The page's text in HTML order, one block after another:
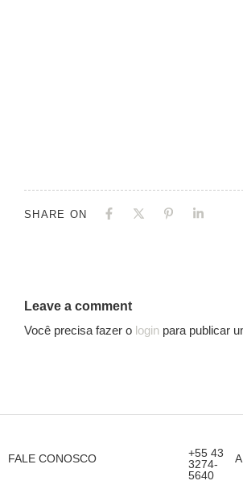
SHARE ON
Leave a comment
Você precisa fazer o login para publicar
FALE CONOSCO
+55 43
3274-
5640